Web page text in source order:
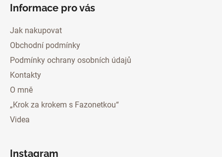
Informace pro vás
Jak nakupovat
Obchodní podmínky
Podmínky ochrany osobních údajů
Kontakty
O mně
„Krok za krokem s Fazonetkou“
Videa
Instagram